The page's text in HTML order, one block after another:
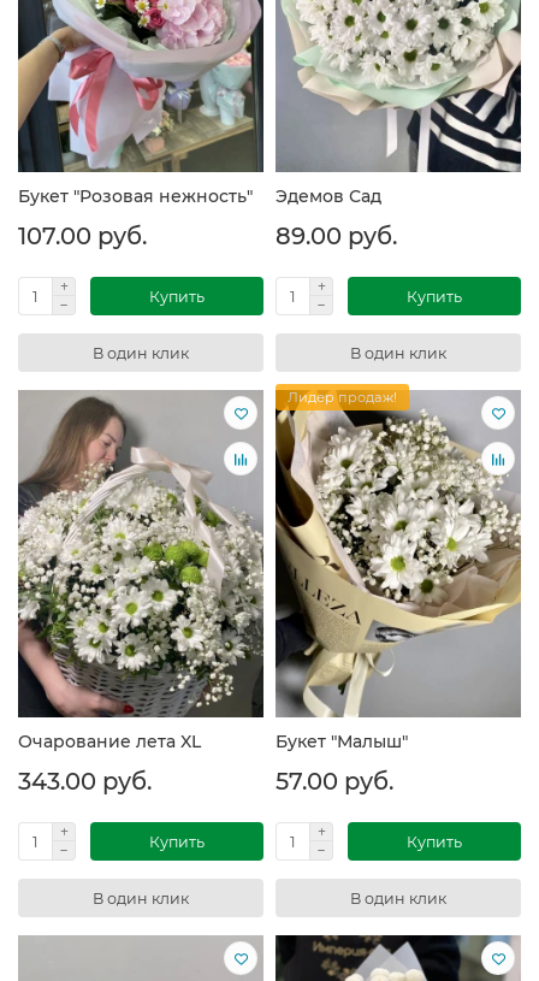
Букет "Розовая нежность"
107.00 руб.
Купить
В один клик
Эдемов Сад
89.00 руб.
Купить
В один клик
Очарование лета XL
343.00 руб.
Купить
В один клик
Лидер продаж!
Букет "Малыш"
57.00 руб.
Купить
В один клик